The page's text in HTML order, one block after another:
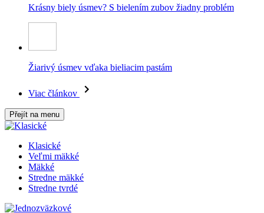
Krásny biely úsmev? S bielením zubov žiadny problém
Žiarivý úsmev vďaka bieliacim pastám
Viac článkov
Přejít na menu
Klasické
Veľmi mäkké
Mäkké
Stredne mäkké
Stredne tvrdé